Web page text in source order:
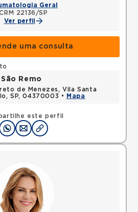
Geral
22136/SP
Ver perfil
uma consulta
este perfil
Remo
de Menezes, Vila Santa
SP, 04370003 •
Mapa